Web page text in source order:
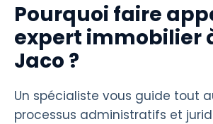
Pourquoi faire
expert immobilier
Jaco ?
Un spécialiste vous guide tout
processus administratifs et